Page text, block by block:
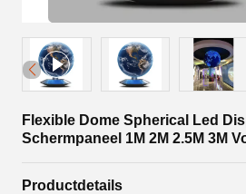
Flexible Dome Spherical Led
Schermpaneel 1M 2M 2.5M 3M
Productdetails